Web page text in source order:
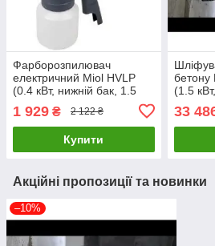
Фарборозпилювач
електричний Miol HVLP
(0.4 кВт, нижній бак, 1.5
1 929 ₴ 2 122 ₴
Купити
бетону
(1.5
33
Акційні пропозиції та новинки
–10%